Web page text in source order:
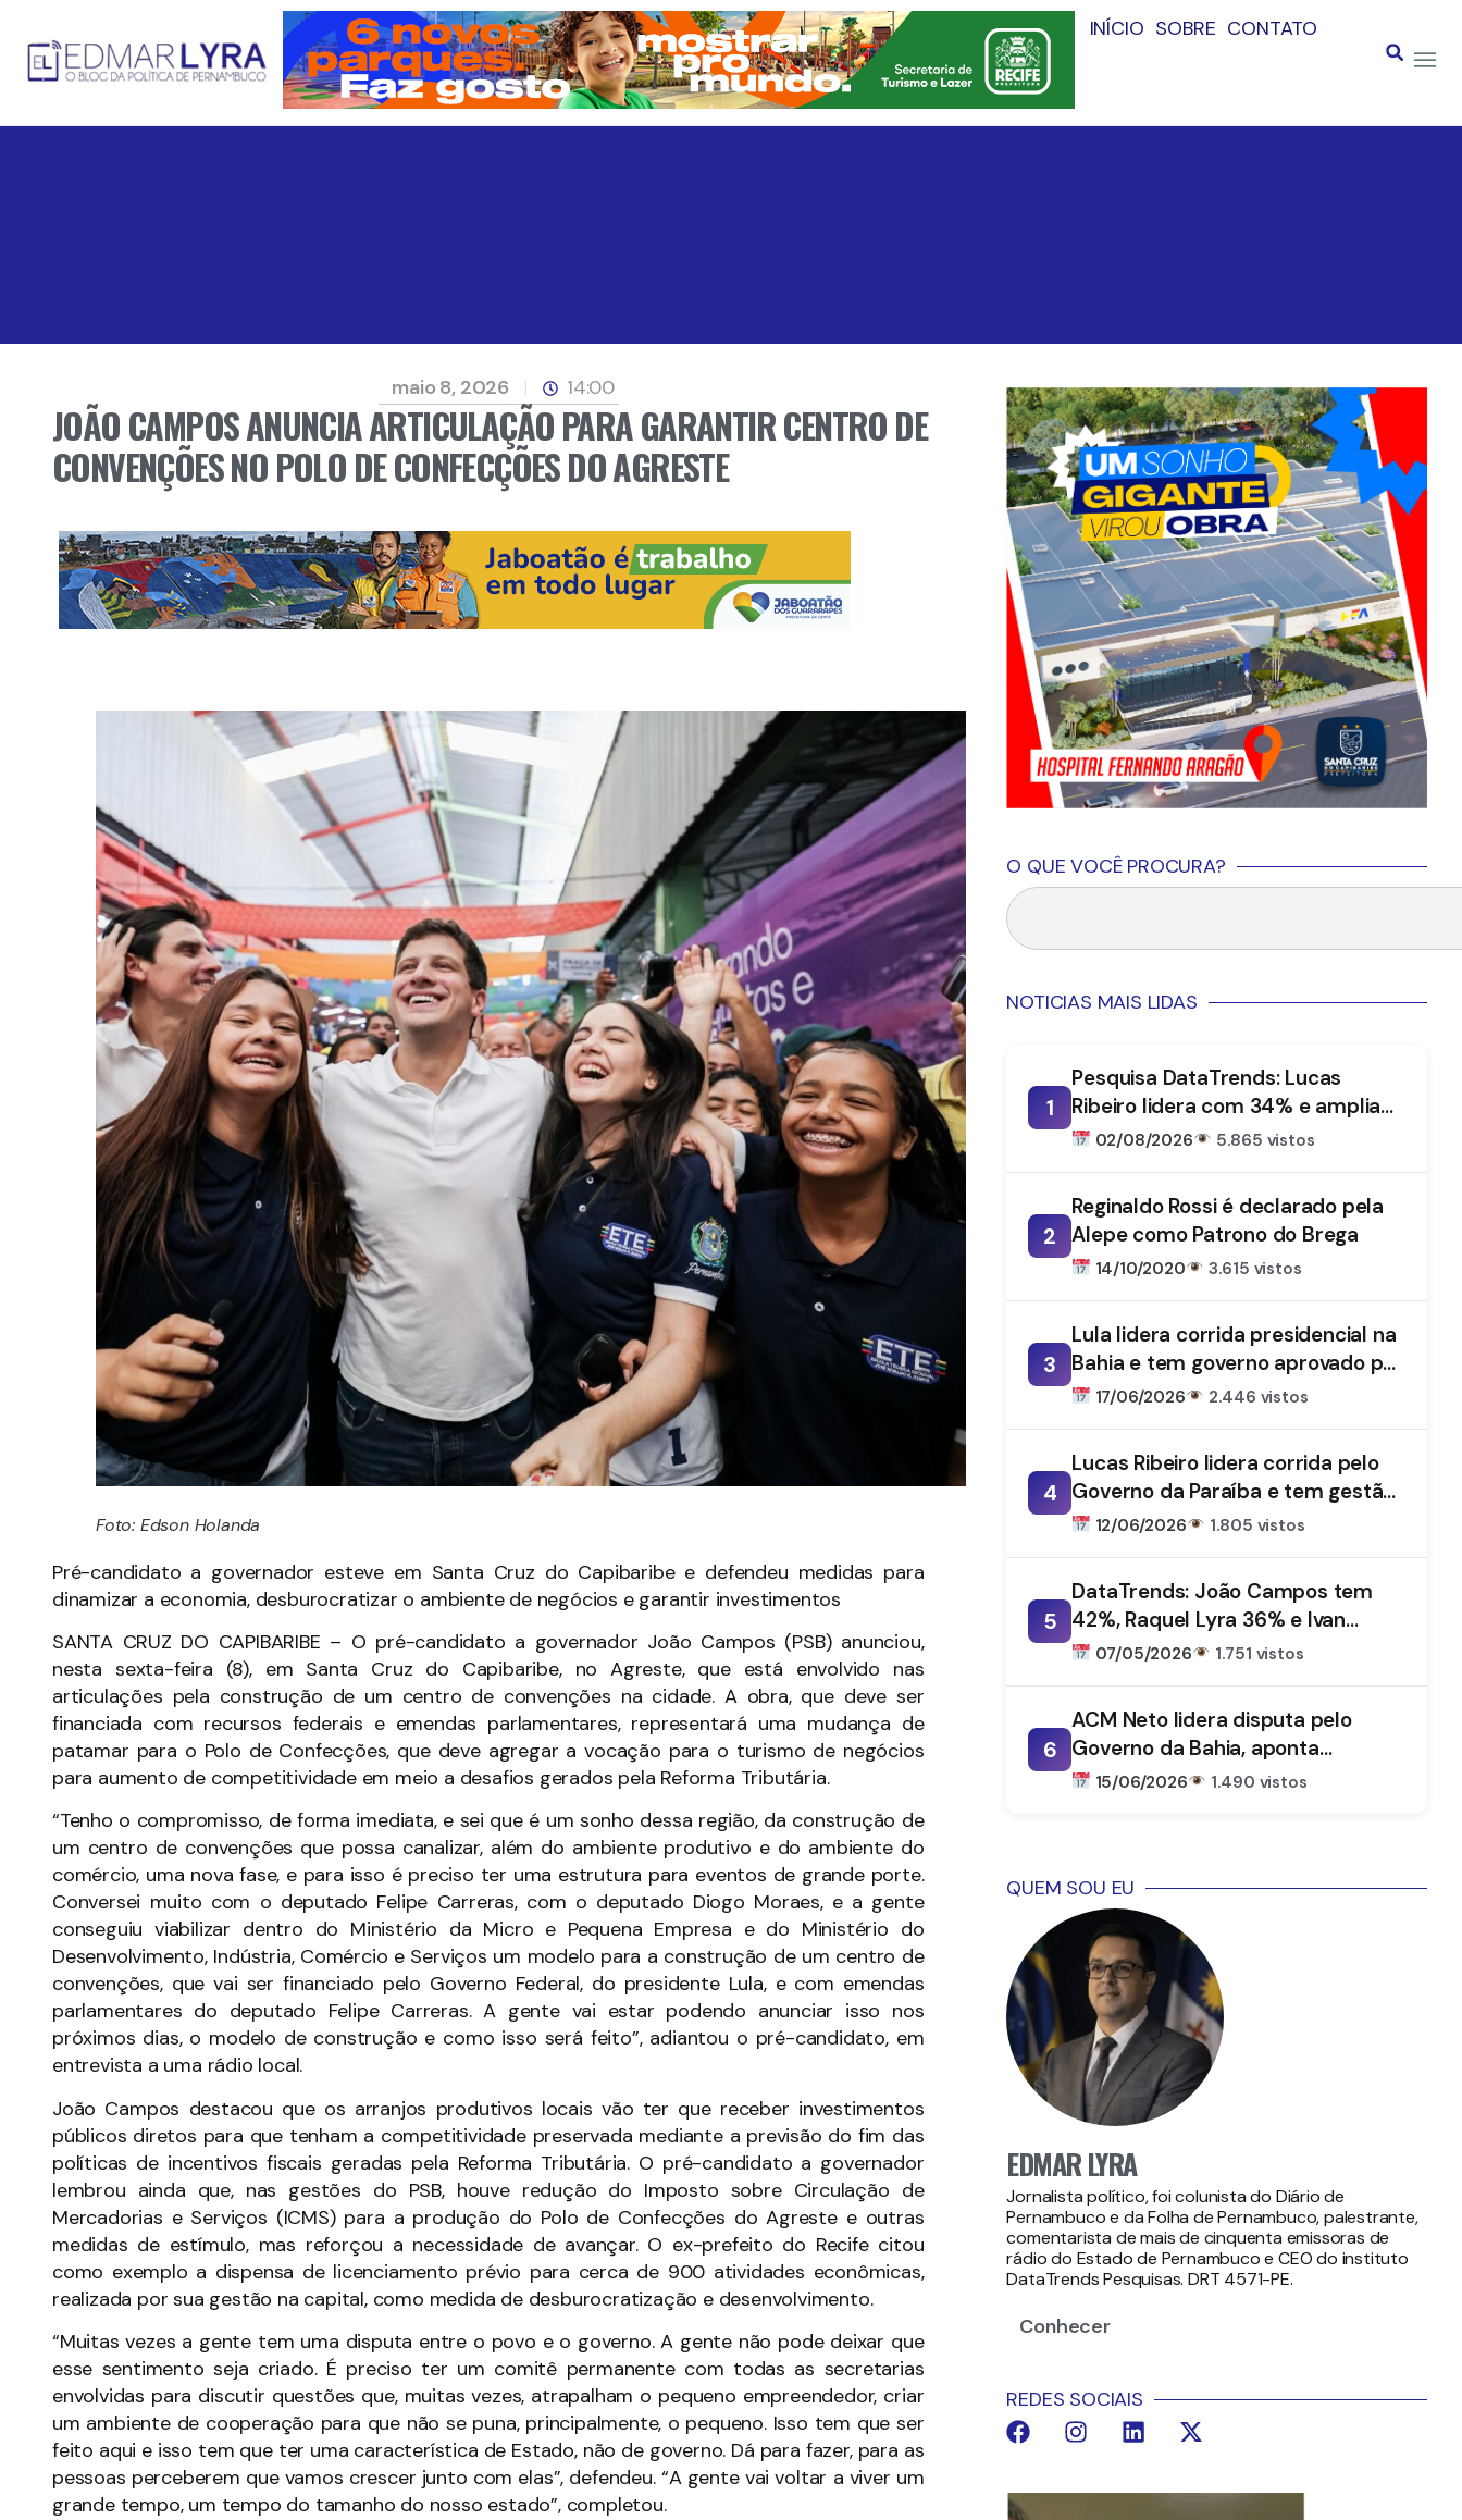
INÍCIO SOBRE CONTATO
maio 8, 2026 14:00
JOÃO CAMPOS ANUNCIA ARTICULAÇÃO PARA GARANTIR CENTRO DE
CONVENÇÕES NO POLO DE CONFECÇÕES DO AGRESTE
Foto: Edson Holanda
Pré-candidato a governador esteve em Santa Cruz do Capibaribe e defendeu medidas para
dinamizar a economia, desburocratizar o ambiente de negócios e garantir investimentos
SANTA CRUZ DO CAPIBARIBE – O pré-candidato a governador João Campos (PSB) anunciou,
nesta sexta-feira (8), em Santa Cruz do Capibaribe, no Agreste, que está envolvido nas
articulações pela construção de um centro de convenções na cidade. A obra, que deve ser
financiada com recursos federais e emendas parlamentares, representará uma mudança de
patamar para o Polo de Confecções, que deve agregar a vocação para o turismo de negócios
para aumento de competitividade em meio a desafios gerados pela Reforma Tributária.
“Tenho o compromisso, de forma imediata, e sei que é um sonho dessa região, da construção de
um centro de convenções que possa canalizar, além do ambiente produtivo e do ambiente do
comércio, uma nova fase, e para isso é preciso ter uma estrutura para eventos de grande porte.
Conversei muito com o deputado Felipe Carreras, com o deputado Diogo Moraes, e a gente
conseguiu viabilizar dentro do Ministério da Micro e Pequena Empresa e do Ministério do
Desenvolvimento, Indústria, Comércio e Serviços um modelo para a construção de um centro de
convenções, que vai ser financiado pelo Governo Federal, do presidente Lula, e com emendas
parlamentares do deputado Felipe Carreras. A gente vai estar podendo anunciar isso nos
próximos dias, o modelo de construção e como isso será feito”, adiantou o pré-candidato, em
entrevista a uma rádio local.
João Campos destacou que os arranjos produtivos locais vão ter que receber investimentos
públicos diretos para que tenham a competitividade preservada mediante a previsão do fim das
políticas de incentivos fiscais geradas pela Reforma Tributária. O pré-candidato a governador
lembrou ainda que, nas gestões do PSB, houve redução do Imposto sobre Circulação de
Mercadorias e Serviços (ICMS) para a produção do Polo de Confecções do Agreste e outras
medidas de estímulo, mas reforçou a necessidade de avançar. O ex-prefeito do Recife citou
como exemplo a dispensa de licenciamento prévio para cerca de 900 atividades econômicas,
realizada por sua gestão na capital, como medida de desburocratização e desenvolvimento.
“Muitas vezes a gente tem uma disputa entre o povo e o governo. A gente não pode deixar que
esse sentimento seja criado. É preciso ter um comitê permanente com todas as secretarias
envolvidas para discutir questões que, muitas vezes, atrapalham o pequeno empreendedor, criar
um ambiente de cooperação para que não se puna, principalmente, o pequeno. Isso tem que ser
feito aqui e isso tem que ter uma característica de Estado, não de governo. Dá para fazer, para as
pessoas perceberem que vamos crescer junto com elas”, defendeu. “A gente vai voltar a viver um
grande tempo, um tempo do tamanho do nosso estado”, completou.
O QUE VOCÊ PROCURA?
NOTICIAS MAIS LIDAS
1
Pesquisa DataTrends: Lucas
Ribeiro lidera com 34% e amplia
vantagem na disputa pelo
02/08/2026 5.865 vistos
2
Reginaldo Rossi é declarado pela
Alepe como Patrono do Brega
14/10/2020 3.615 vistos
3
Lula lidera corrida presidencial na
Bahia e tem governo aprovado por
61%, aponta DataTrends
17/06/2026 2.446 vistos
4
Lucas Ribeiro lidera corrida pelo
Governo da Paraíba e tem gestão
aprovada por 66%, aponta
12/06/2026 1.805 vistos
5
DataTrends: João Campos tem
42%, Raquel Lyra 36% e Ivan
Moraes 1%
07/05/2026 1.751 vistos
6
ACM Neto lidera disputa pelo
Governo da Bahia, aponta
DataTrends
15/06/2026 1.490 vistos
QUEM SOU EU
EDMAR LYRA
Jornalista político, foi colunista do Diário de
Pernambuco e da Folha de Pernambuco, palestrante,
comentarista de mais de cinquenta emissoras de
rádio do Estado de Pernambuco e CEO do instituto
DataTrends Pesquisas. DRT 4571-PE.
Conhecer
REDES SOCIAIS